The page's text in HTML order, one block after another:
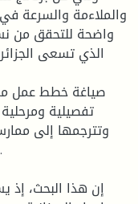
والملاءمة والسرعة
واضحة للتحقق من
الذي تسعى
تفصيلية
وتترجمها إلى
إن هذا البحث،